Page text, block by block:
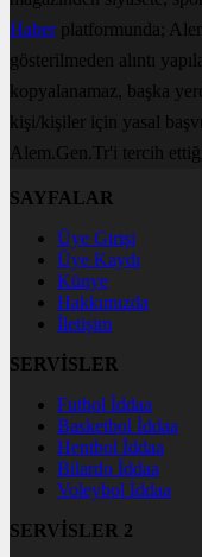
Haberplatformunda;
gösterilmeden alıntı
kopyalanamaz, başka
kişi/kişiler için yasal
Alem.Gen.Tr'i tercih
SAYFALAR
Üye Girişi
Üye Kaydı
Künye
Hakkımızda
İletişim
SERVİSLER
Futbol İddaa
Basketbol İddaa
Hentbol İddaa
Bilardo İddaa
Voleybol İddaa
SERVİSLER 2